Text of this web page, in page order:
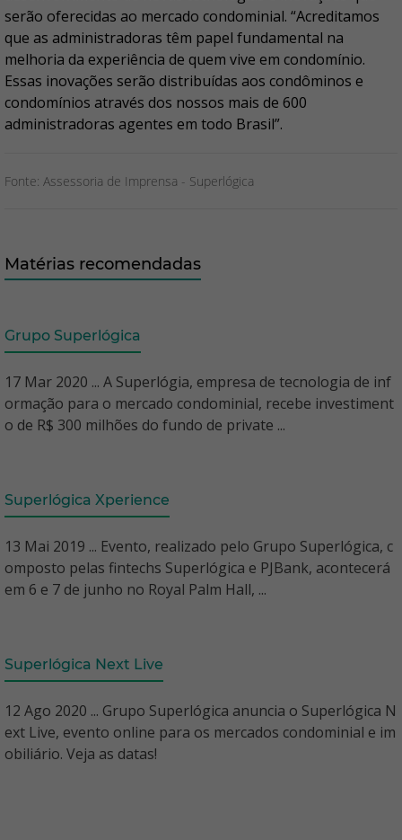
serão oferecidas ao mercado condominial. “Acreditamos
que as administradoras têm papel fundamental na
melhoria da experiência de quem vive em condomínio.
Essas inovações serão distribuídas aos condôminos e
condomínios através dos nossos mais de 600
administradoras agentes em todo Brasil”.
Fonte: Assessoria de Imprensa - Superlógica
Matérias recomendadas
Grupo Superlógica
17 Mar 2020 ... A Superlógia, empresa de tecnologia de inf
ormação para o mercado condominial, recebe investiment
o de R$ 300 milhões do fundo de private ...
Superlógica Xperience
13 Mai 2019 ... Evento, realizado pelo Grupo Superlógica, c
omposto pelas fintechs Superlógica e PJBank, acontecerá
em 6 e 7 de junho no Royal Palm Hall, ...
Superlógica Next Live
12 Ago 2020 ... Grupo Superlógica anuncia o Superlógica N
ext Live, evento online para os mercados condominial e im
obiliário. Veja as datas!